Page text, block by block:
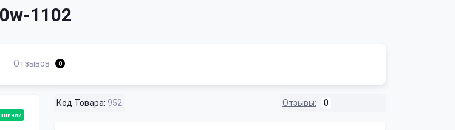
1102
Отзывов 0
Код Товара: 952 Отзывы: 0